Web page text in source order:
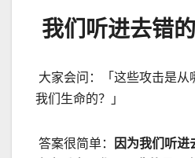
我们听进去错
大家会问：「这些攻击是从
我们生命的？」
答案很简单：
因为我们听进